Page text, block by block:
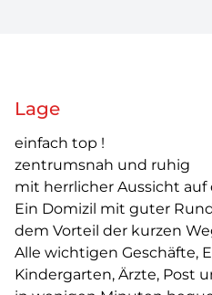
Lage
einfach top !
zentrumsnah und ruhig
mit herrlicher Aussicht auf
Ein Domizil mit guter
dem Vorteil der kurzen
Alle wichtigen Geschäfte,
Kindergarten, Ärzte, Post